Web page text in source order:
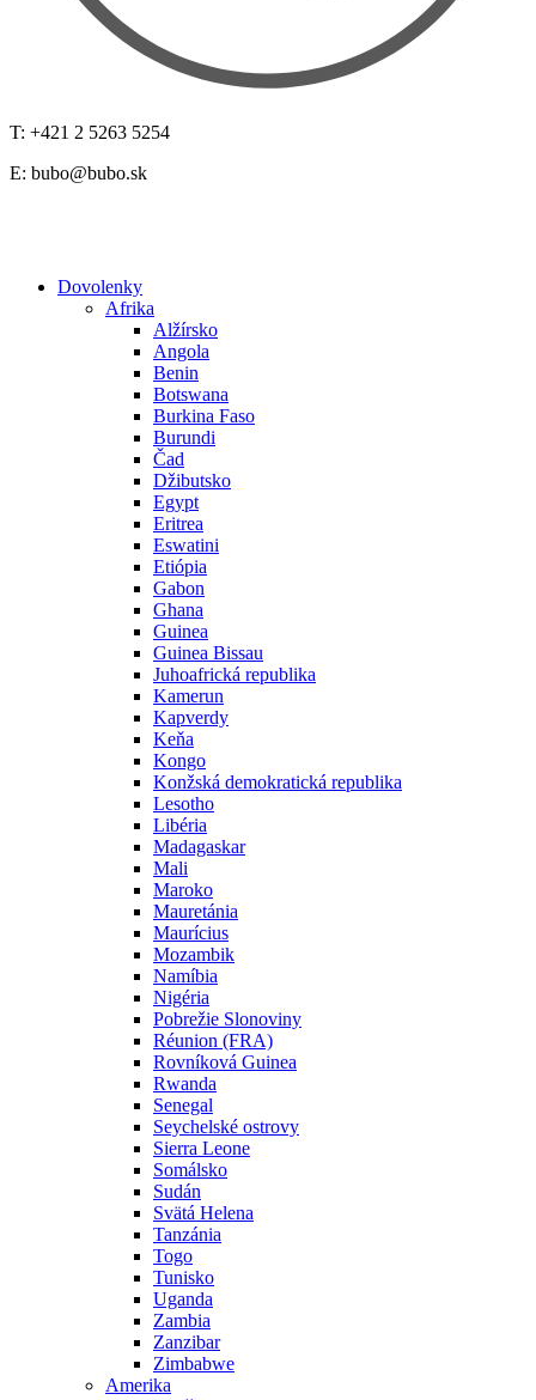
T: +421 2 5263 5254
E: bubo@bubo.sk
Dovolenky
Afrika
Alžírsko
Angola
Benin
Botswana
Burkina Faso
Burundi
Čad
Džibutsko
Egypt
Eritrea
Eswatini
Etiópia
Gabon
Ghana
Guinea
Guinea Bissau
Juhoafrická republika
Kamerun
Kapverdy
Keňa
Kongo
Konžská demokratická republika
Lesotho
Libéria
Madagaskar
Mali
Maroko
Mauretánia
Maurícius
Mozambik
Namíbia
Nigéria
Pobrežie Slonoviny
Réunion (FRA)
Rovníková Guinea
Rwanda
Senegal
Seychelské ostrovy
Sierra Leone
Somálsko
Sudán
Svätá Helena
Tanzánia
Togo
Tunisko
Uganda
Zambia
Zanzibar
Zimbabwe
Amerika